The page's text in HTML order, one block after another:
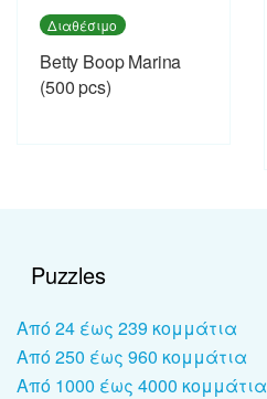
Διαθέσιμο
Betty Boop Marina
(500 pcs)
Puzzles
Από 24 έως 239 κομμάτια
Από 250 έως 960 κομμάτια
Από 1000 έως 4000 κομμάτια